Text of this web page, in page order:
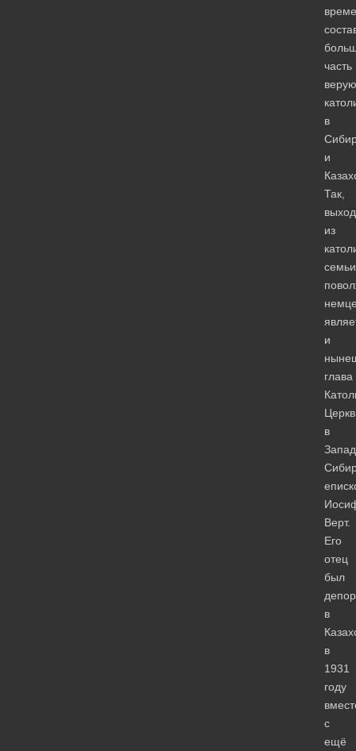
часть
в
и
Так,
из
семьи
и
глава
в
Верт.
Его
отец
был
в
в
1931
году
с
ещё